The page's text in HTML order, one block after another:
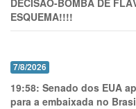
DECISÃO-BOMBA DE
ESQUEMA!!!!
7/8/2026
19:58: Senado dos EUA
para a embaixada no